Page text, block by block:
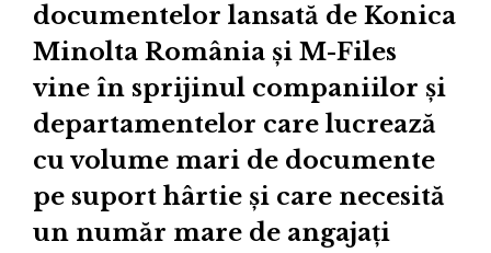
documentelor lansată de Konica
Minolta România și M-Files
vine în sprijinul companiilor și
departamentelor care lucrează
cu volume mari de documente
pe suport hârtie și care necesită
un număr mare de angajați